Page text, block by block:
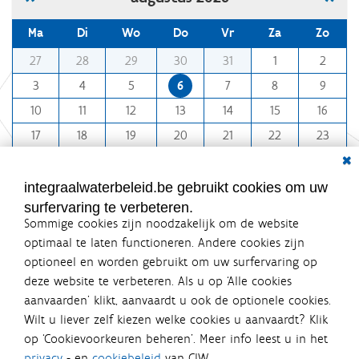
d
e
v
o
l
l
e
d
i
g
e
r
g
a
e
v
n
d
o
-
Ma Di Wo Do Vr Za
Zo
27
28 29 30 31 1
2
3
4 5 6 7 8
9
10
11 12 13 14 15
16
17
18 19 20 21 22
23
31
1 2 3 4 5 6
integraalwaterbeleid.be gebruikt cookies om uw
surfervaring te verbeteren.
Sommige cookies zijn noodzakelijk om de website
optimaal te laten functioneren. Andere cookies zijn
optioneel en worden gebruikt om uw surfervaring op
deze website te verbeteren. Als u op ‘Alle cookies
aanvaarden’ klikt, aanvaardt u ook de optionele cookies.
Wilt u liever zelf kiezen welke cookies u aanvaardt? Klik
op ‘Cookievoorkeuren beheren’. Meer info leest u in het
Integraalwaterbeleid.be is een
officiële website van de Vlaamse
overheid
uitgegeven door Coördinatiecommissie Integraal
Waterbeleid